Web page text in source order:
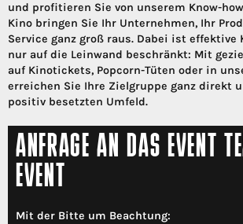
und profitieren Sie von unserem Know-
Kino bringen Sie Ihr Unternehmen, Ihr
Service ganz groß raus. Dabei ist
nur auf die Leinwand beschränkt: Mit
auf Kinotickets, Popcorn-Tüten oder in
erreichen Sie Ihre Zielgruppe ganz direkt
positiv besetzten Umfeld.
ANFRAGE AN DAS EVENT
EVENT
Mit der Bitte um Beachtung: